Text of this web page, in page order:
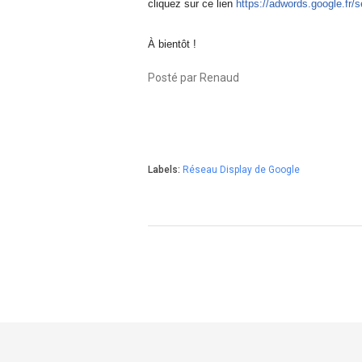
cliquez sur ce lien https://adwords.google.fr/
À bientôt !
Posté par Renaud
Labels: Réseau Display de Google